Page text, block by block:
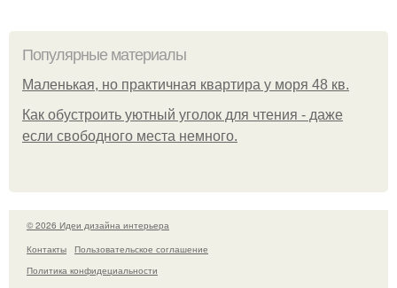
Популярные материалы
Маленькая, но практичная квартира у моря 48 кв.
Как обустроить уютный уголок для чтения - даже
если свободного места немного.
© 2026 Идеи дизайна интерьера
Контакты
Пользовательское соглашение
Политика конфидециальности